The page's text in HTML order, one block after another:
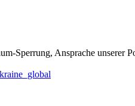
Sperrung, Ansprache unserer